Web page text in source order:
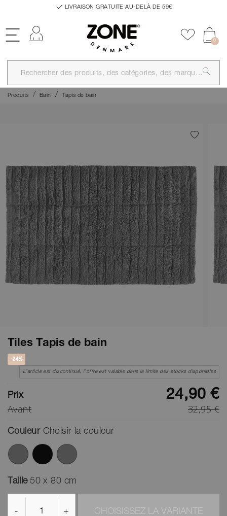
LIVRAISON GRATUITE AU-DELÀ DE 59€
Se connecter Ajouter
0
Produits Bain Tapis de bain
Tiles Tapis de bain
-24%
L’article est discontinué, l’offre est valable dans la limite des stocks disponibles
Prix 24,90 €
Avant 32,95 €
Couleur Choisir la couleur
Taille 50 x 80 cm
- + CHOISISSEZ LA VARIANTE